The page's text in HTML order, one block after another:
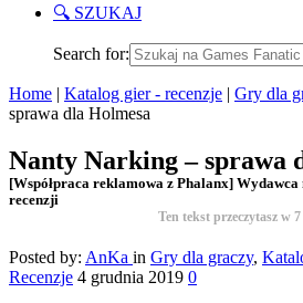
🔍 SZUKAJ
Search for:
Home | Katalog gier - recenzje | Gry dla
sprawa dla Holmesa
Nanty Narking – sprawa
[Współpraca reklamowa z Phalanx] Wydawca
recenzji
Ten tekst przeczytasz w 7
Posted by: AnKa in Gry dla graczy,
Recenzje 4 grudnia 2019 0